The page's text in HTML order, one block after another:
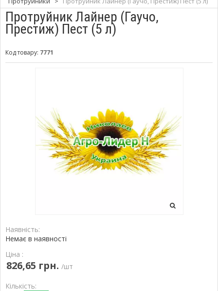
Протруйник Лайнер (Гаучо,
Престиж) Пест (5 л)
Код товару: 7771
Наявність:
Немає в наявності
Ціна :
826,65 грн. /шт
Кількість: